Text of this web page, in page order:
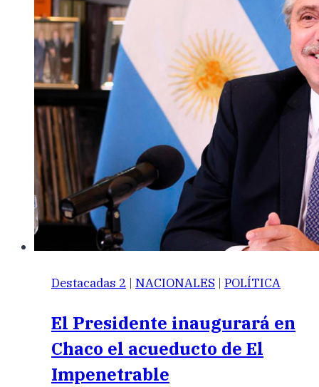
Destacadas 2 | NACIONALES | POLÍTICA
El Presidente inaugurará en
Chaco el acueducto de El
Impenetrable